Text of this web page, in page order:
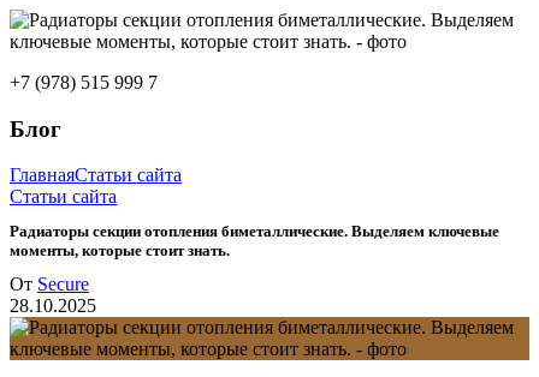
+7 (978) 515 999 7
Блог
ГлавнаяСтатьи сайта
Статьи сайта
Радиаторы секции отопления биметаллические. Выделяем ключевые
моменты, которые стоит знать.
От Secure
28.10.2025